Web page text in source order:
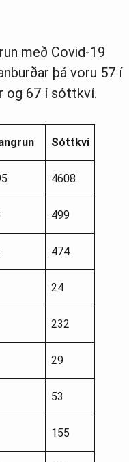
með Covid-19
þá voru 57 í
og 67 í sóttkví.
Sóttkví
4608
499
474
24
232
29
53
155